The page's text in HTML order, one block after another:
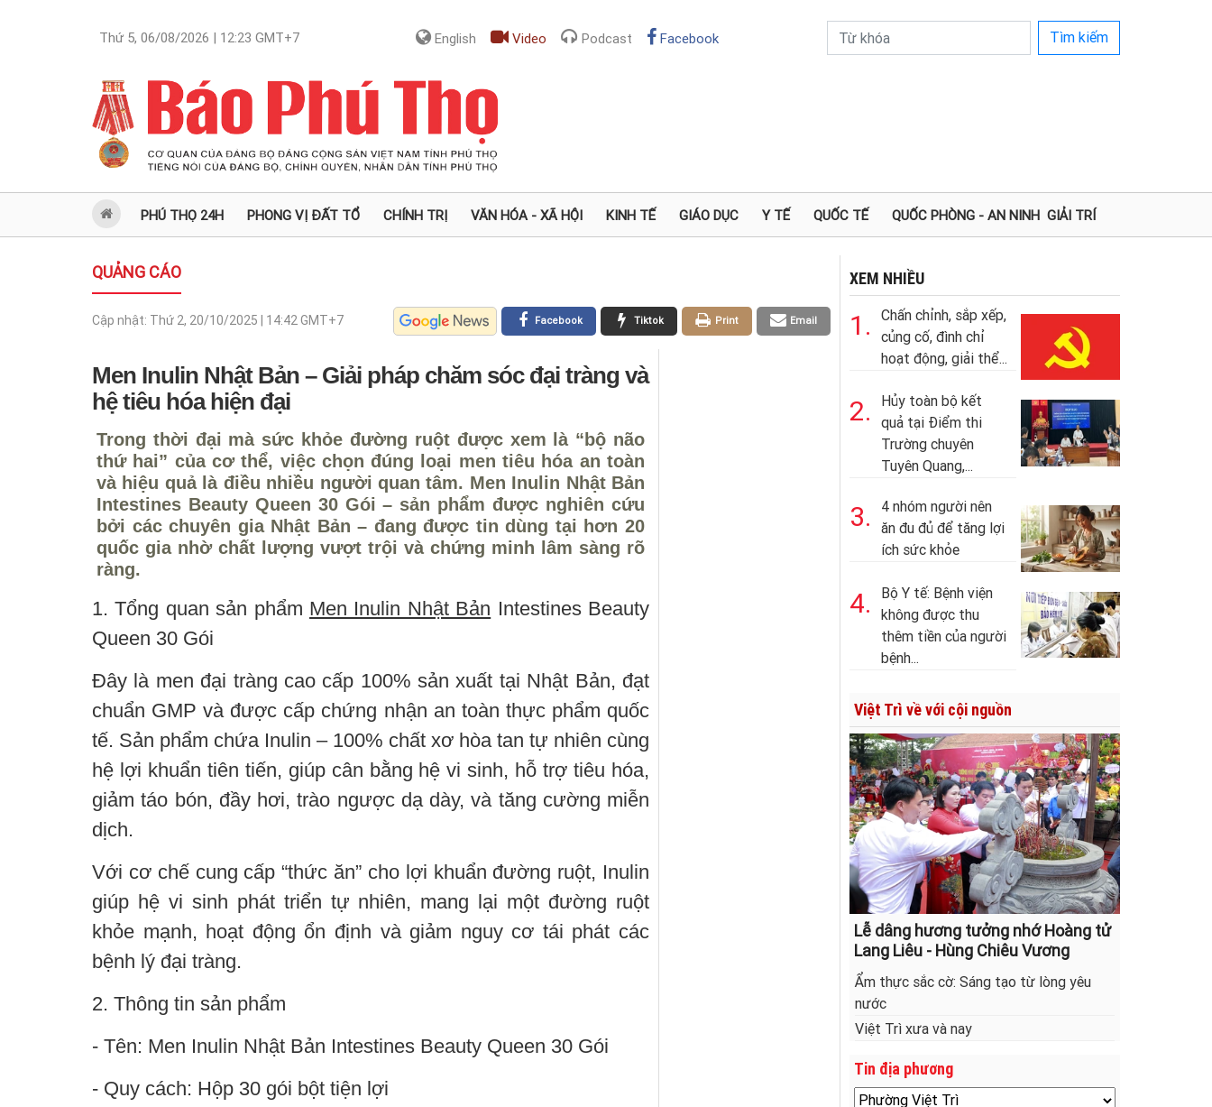
Thứ 5, 06/08/2026 | 12:23 GMT+7 English Video Podcast Facebook Tìm kiếm
PHÚ THỌ 24H PHONG VỊ ĐẤT TỔ CHÍNH TRỊ VĂN HÓA - XÃ HỘI KINH TẾ GIÁO DỤC Y TẾ QUỐC TẾ QUỐC PHÒNG - AN NINH GIẢI TRÍ
QUẢNG CÁO
Cập nhật: Thứ 2, 20/10/2025 | 14:42 GMT+7 Email
Print
Tiktok
Facebook
Men Inulin Nhật Bản – Giải pháp chăm sóc đại tràng và
hệ tiêu hóa hiện đại
Trong thời đại mà sức khỏe đường ruột được xem là “bộ não
thứ hai” của cơ thể, việc chọn đúng loại men tiêu hóa an toàn
và hiệu quả là điều nhiều người quan tâm. Men Inulin Nhật Bản
Intestines Beauty Queen 30 Gói – sản phẩm được nghiên cứu
bởi các chuyên gia Nhật Bản – đang được tin dùng tại hơn 20
quốc gia nhờ chất lượng vượt trội và chứng minh lâm sàng rõ
ràng.
1. Tổng quan sản phẩm Men Inulin Nhật Bản Intestines Beauty
Queen 30 Gói
Đây là men đại tràng cao cấp 100% sản xuất tại Nhật Bản, đạt
chuẩn GMP và được cấp chứng nhận an toàn thực phẩm quốc
tế. Sản phẩm chứa Inulin – 100% chất xơ hòa tan tự nhiên cùng
hệ lợi khuẩn tiên tiến, giúp cân bằng hệ vi sinh, hỗ trợ tiêu hóa,
giảm táo bón, đầy hơi, trào ngược dạ dày, và tăng cường miễn
dịch.
Với cơ chế cung cấp “thức ăn” cho lợi khuẩn đường ruột, Inulin
giúp hệ vi sinh phát triển tự nhiên, mang lại một đường ruột
khỏe mạnh, hoạt động ổn định và giảm nguy cơ tái phát các
bệnh lý đại tràng.
2. Thông tin sản phẩm
- Tên: Men Inulin Nhật Bản Intestines Beauty Queen 30 Gói
- Quy cách: Hộp 30 gói bột tiện lợi
XEM NHIỀU
1.
Chấn chỉnh, sắp xếp,
củng cố, đình chỉ
hoạt động, giải thể...
2.
Hủy toàn bộ kết
quả tại Điểm thi
Trường chuyên
Tuyên Quang,...
3.
4 nhóm người nên
ăn đu đủ để tăng lợi
ích sức khỏe
4.
Bộ Y tế: Bệnh viện
không được thu
thêm tiền của người
bệnh...
Việt Trì về với cội nguồn
Lễ dâng hương tưởng nhớ Hoàng tử
Lang Liêu - Hùng Chiêu Vương
Ẩm thực sắc cờ: Sáng tạo từ lòng yêu
nước
Việt Trì xưa và nay
Tin địa phương